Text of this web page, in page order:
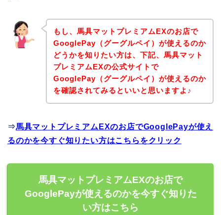
もし、馬具マットプレミアムEXのお店で
GooglePay（グーグルペイ）が使えるのか
どうかを知りたい方は、下記、馬具マット
プレミアムEXの公式サイトで
GooglePay（グーグルペイ）が使えるのか
を確認されてみるといいと思いますよ♪
⇒馬具マットプレミアムEXのお店でGooglePayが使え
るのかを今すぐ知りたい方はこちらをクリック
馬具マットプレミアムEXのお店で
GooglePayが使えるのかを今すぐ知りた
い方はこちら